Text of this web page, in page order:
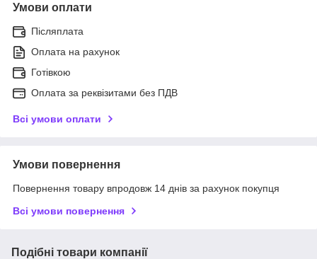
Умови оплати
Післяплата
Оплата на рахунок
Готівкою
Оплата за реквізитами без ПДВ
Всі умови оплати
Умови повернення
Повернення товару впродовж 14 днів за рахунок покупця
Всі умови повернення
Подібні товари компанії